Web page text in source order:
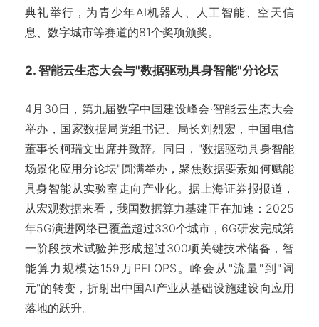
典礼举行，为青少年AI机器人、人工智能、空天信
息、数字城市等赛道的81个奖项颁奖。
2. 智能云生态大会与"数据驱动具身智能"分论坛
4月30日，第九届数字中国建设峰会·智能云生态大会
举办，国家数据局党组书记、局长刘烈宏，中国电信
董事长柯瑞文出席并致辞。同日，"数据驱动具身智能
场景化应用分论坛"圆满举办，聚焦数据要素如何赋能
具身智能从实验室走向产业化。据上海证券报报道，
从宏观数据来看，我国数据算力基建正在加速：2025
年5G演进网络已覆盖超过330个城市，6G研发完成第
一阶段技术试验并形成超过300项关键技术储备，智
能算力规模达159万PFLOPS。峰会从"流量"到"词
元"的转变，折射出中国AI产业从基础设施建设向应用
落地的跃升。